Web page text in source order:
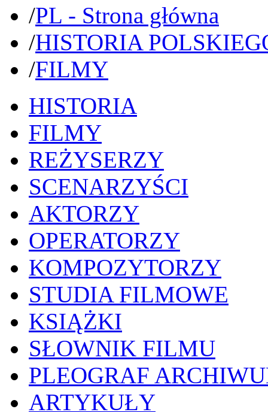
/PL - Strona główna
/HISTORIA
/FILMY
HISTORIA
FILMY
REŻYSERZY
SCENARZYŚCI
AKTORZY
OPERATORZY
KOMPOZYTORZY
STUDIA FILMOWE
KSIĄŻKI
SŁOWNIK FILMU
PLEOGRAF
ARTYKUŁY